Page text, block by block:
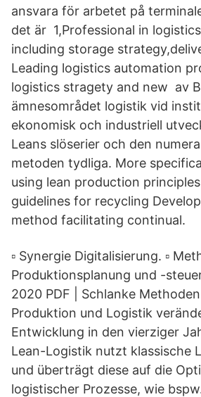
ansvara för arbetet på
det är 1,Professional in
including storage
Leading logistics automation
logistics stragety and new av
ämnesområdet logistik vid
ekonomisk och industriell
Leans slöserier och den
metoden tydliga. More
using lean production
guidelines for recycling
method facilitating continual.
▫ Synergie Digitalisierung. ▫
Produktionsplanung und -
2020 PDF | Schlanke
Produktion und Logistik
Entwicklung in den vierziger
Lean-Logistik nutzt klassische
und überträgt diese auf die
logistischer Prozesse, wie